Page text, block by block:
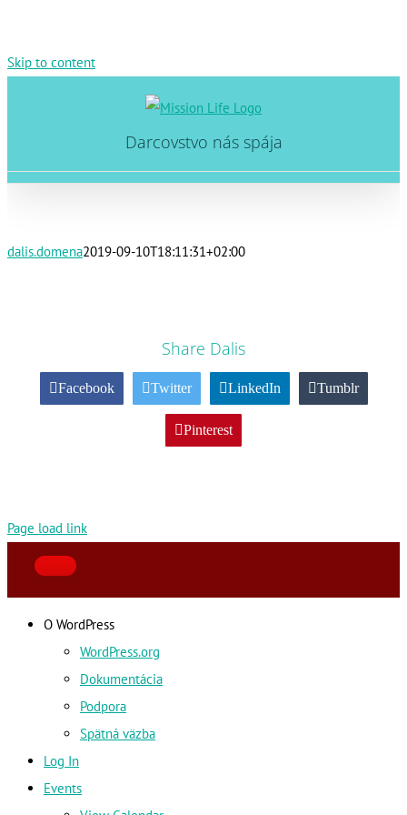
Skip to content
Darcovstvo nás spája
dalis.domena2019-09-10T18:11:31+02:00
Share Dalis
Facebook Twitter LinkedIn Tumblr
Pinterest
Page load link
O WordPress
WordPress.org
Dokumentácia
Podpora
Spätná väzba
Log In
Events